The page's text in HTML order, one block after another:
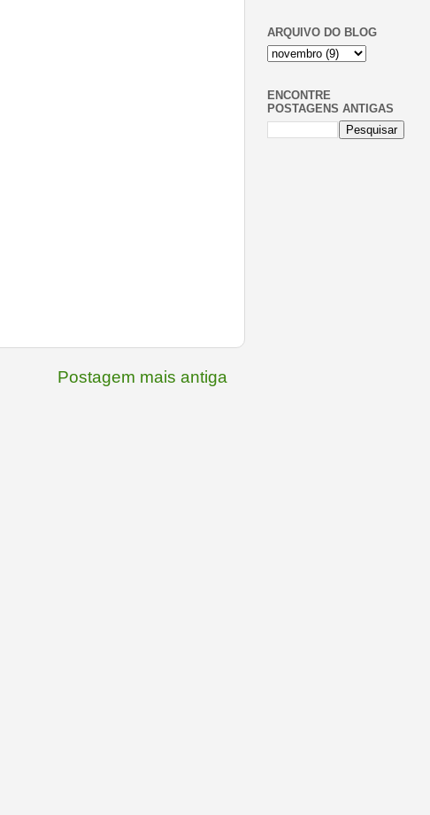
Postagem mais antiga
ARQUIVO DO BLOG
ENCONTRE
POSTAGENS ANTIGAS